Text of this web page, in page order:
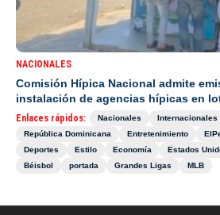
NACIONALES
Comisión Hípica Nacional admite
instalación de agencias hípicas en
Enlaces rápidos: Nacionales Internacionales
República Dominicana
Entretenimiento
Deportes
Estilo Economía Estados
Béisbol
portada Grandes Ligas MLB